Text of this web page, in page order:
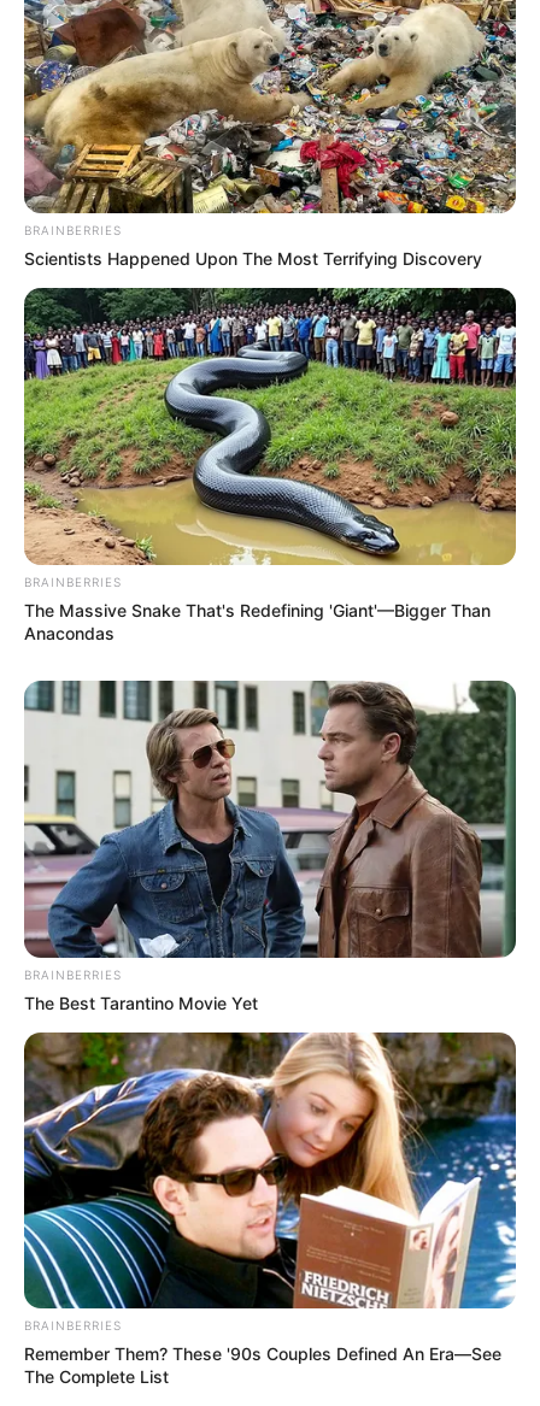
BRAINBERRIES
Scientists Happened Upon The Most Terrifying Discovery
BRAINBERRIES
The Massive Snake That's Redefining 'Giant'—Bigger Than
Anacondas
BRAINBERRIES
The Best Tarantino Movie Yet
BRAINBERRIES
Remember Them? These '90s Couples Defined An Era—See
The Complete List